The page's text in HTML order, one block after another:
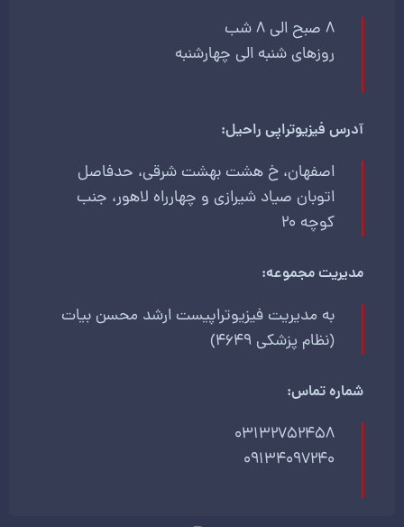
8 صبح الی 8 شب
روزهای شنبه الی چهارشنبه
آدرس فیزیوتراپی راحیل:
اصفهان، خ هشت بهشت شرقی، حدفاصل
اتوبان صیاد شیرازی و چهارراه لاهور، جنب
کوچه 20
مدیریت مجموعه:
به مدیریت فیزیوتراپیست ارشد محسن بیات
(نظام پزشکی 4649)
شماره تماس:
03132752458
09134097240